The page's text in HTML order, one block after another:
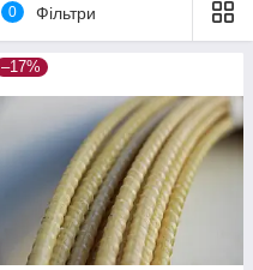
0 Фільтри
–17%